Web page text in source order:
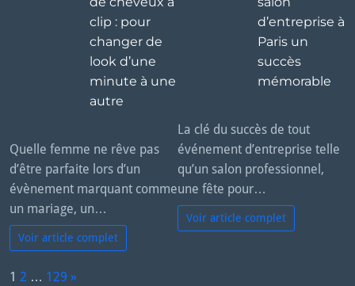
clip : pour
changer de
look d’une
minute à une
autre
Quelle femme ne rêve pas
d’être parfaite lors d’un
évènement marquant comme
un mariage, un…
Voir article complet
d’entreprise à
Paris un
succès
mémorable
La clé du succès de tout
événement d’entreprise telle
qu’un salon professionnel,
une fête pour…
Voir article complet
P
1 2 … 129 »